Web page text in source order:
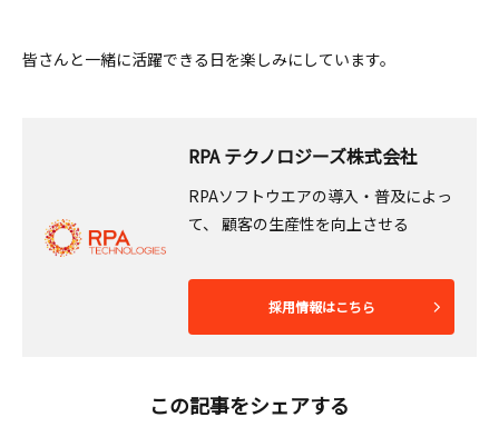
皆さんと一緒に活躍できる日を楽しみにしています。
RPA テクノロジーズ株式会社
RPAソフトウエアの導入・普及によっ
て、 顧客の生産性を向上させる
採用情報はこちら
この記事をシェアする